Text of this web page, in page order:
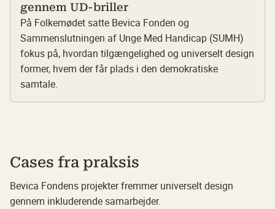
gennem UD-briller
På Folkemødet satte Bevica Fonden og
Sammenslutningen af Unge Med Handicap (SUMH)
fokus på, hvordan tilgængelighed og universelt design
former, hvem der får plads i den demokratiske
samtale.
Cases fra praksis
Bevica Fondens projekter fremmer universelt design
gennem inkluderende samarbejder.